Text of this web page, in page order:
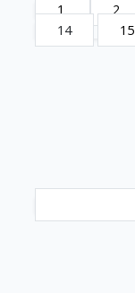
1 2
14
15